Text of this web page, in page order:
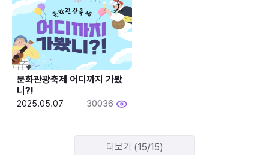
문화관광축제 어디까지 가봤
니?!
2025.05.07 30036
더보기 (15/15)